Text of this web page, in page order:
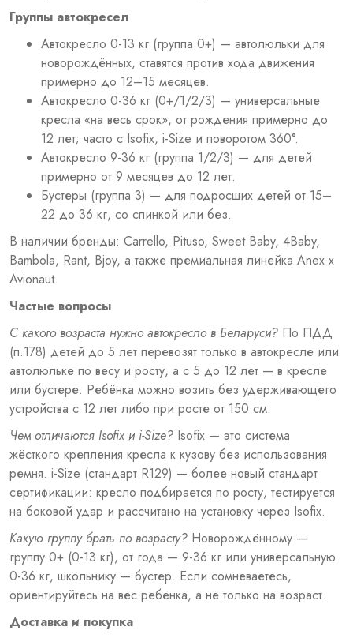
Группы автокресел
Автокресло 0-13 кг (группа 0+) — автолюльки для
новорождённых, ставятся против хода движения
примерно до 12–15 месяцев.
Автокресло 0-36 кг (0+/1/2/3) — универсальные
кресла «на весь срок», от рождения примерно до
12 лет; часто с Isofix, i-Size и поворотом 360°.
Автокресло 9-36 кг (группа 1/2/3) — для детей
примерно от 9 месяцев до 12 лет.
Бустеры (группа 3) — для подросших детей от 15–
22 до 36 кг, со спинкой или без.
В наличии бренды: Carrello, Pituso, Sweet Baby, 4Baby,
Bambola, Rant, Bjoy, а также премиальная линейка Anex x
Avionaut.
Частые вопросы
С какого возраста нужно автокресло в Беларуси? По ПДД
(п.178) детей до 5 лет перевозят только в автокресле или
автолюльке по весу и росту, а с 5 до 12 лет — в кресле
или бустере. Ребёнка можно возить без удерживающего
устройства с 12 лет либо при росте от 150 см.
Чем отличаются Isofix и i-Size? Isofix — это система
жёсткого крепления кресла к кузову без использования
ремня. i-Size (стандарт R129) — более новый стандарт
сертификации: кресло подбирается по росту, тестируется
на боковой удар и рассчитано на установку через Isofix.
Какую группу брать по возрасту? Новорождённому —
группу 0+ (0-13 кг), от года — 9-36 кг или универсальную
0-36 кг, школьнику — бустер. Если сомневаетесь,
ориентируйтесь на вес ребёнка, а не только на возраст.
Доставка и покупка